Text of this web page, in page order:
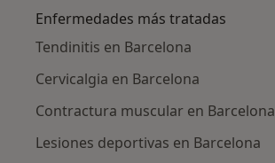
Enfermedades más tratadas
Tendinitis en Barcelona
Cervicalgia en Barcelona
Contractura muscular en Barcelona
Lesiones deportivas en Barcelona